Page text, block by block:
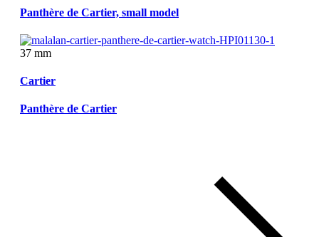
Panthère de Cartier, small model
37 mm
Cartier
Panthère de Cartier